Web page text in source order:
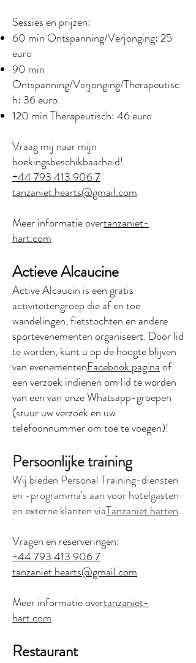
Sessies en prijzen:
60 min Ontspanning/Verjonging: 25
euro
90 min
Ontspanning/Verjonging/Therapeutisc
h: 36 euro
120 min Therapeutisch: 46 euro
Vraag mij naar mijn
boekingsbeschikbaarheid!
+44 793 413 906 7
tanzaniet.hearts@gmail.com
Meer informatie overtanzaniet-
hart.com
Actieve Alcaucine
Active Alcaucin is een gratis
activiteitengroep die af en toe
wandelingen, fietstochten en andere
sportevenementen organiseert. Door lid
te worden, kunt u op de hoogte blijven
van evenementenFacebook paginaof
een verzoek indienen om lid te worden
van een van onze Whatsapp-groepen
(stuur uw verzoek en uw
telefoonnummer om toe te voegen)!
Persoonlijke training
Wij bieden Personal Training-diensten
en -programma's aan voor hotelgasten
en externe klanten viaTanzaniet harten.
Vragen en reserveringen:
+44 793 413 906 7
tanzaniet.hearts@gmail.com
Meer informatie overtanzaniet-
hart.com
Restaurant